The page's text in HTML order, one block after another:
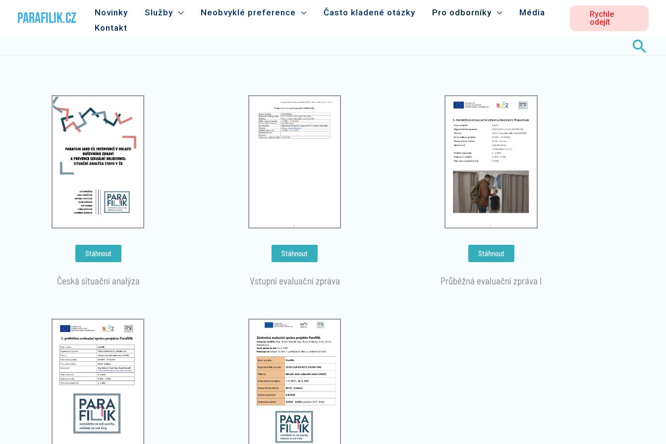
PARAFILIK.CZ Novinky Služby Neobvyklé preference Často kladené otázky Pro odborníky
Média
Kontakt
Rychle
odejít
Stáhnout
Česká situační analýza
Stáhnout
Vstupní evaluační zpráva
Stáhnout
Průběžná evaluační zpráva I